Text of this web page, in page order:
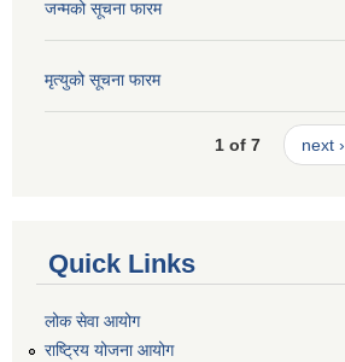
जन्मको सूचना फारम
मृत्युको सूचना फारम
1 of 7 next ›
Quick Links
लोक सेवा आयोग
राष्ट्रिय योजना आयोग